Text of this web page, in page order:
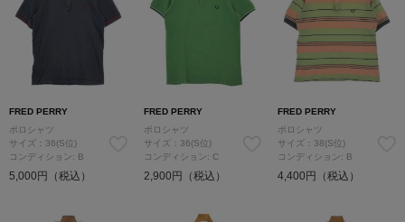
FRED PERRY
ポロシャツ
サイズ：36(S位)
コンディション: B
5,000円（税込）
FRED PERRY
ポロシャツ
サイズ：36(S位)
コンディション: C
2,900円（税込）
FRED PERRY
ポロシャツ
サイズ：38(S位)
コンディション: B
4,400円（税込）